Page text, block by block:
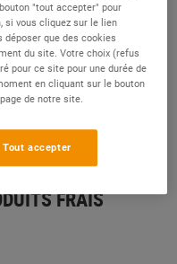
FRAIS
"tout accepter" pour
si vous cliquez sur le lien
déposer que des cookies
du site. Votre choix (refus
pour ce site pour une durée de
en cliquant sur le bouton
de notre site.
Tout accepter